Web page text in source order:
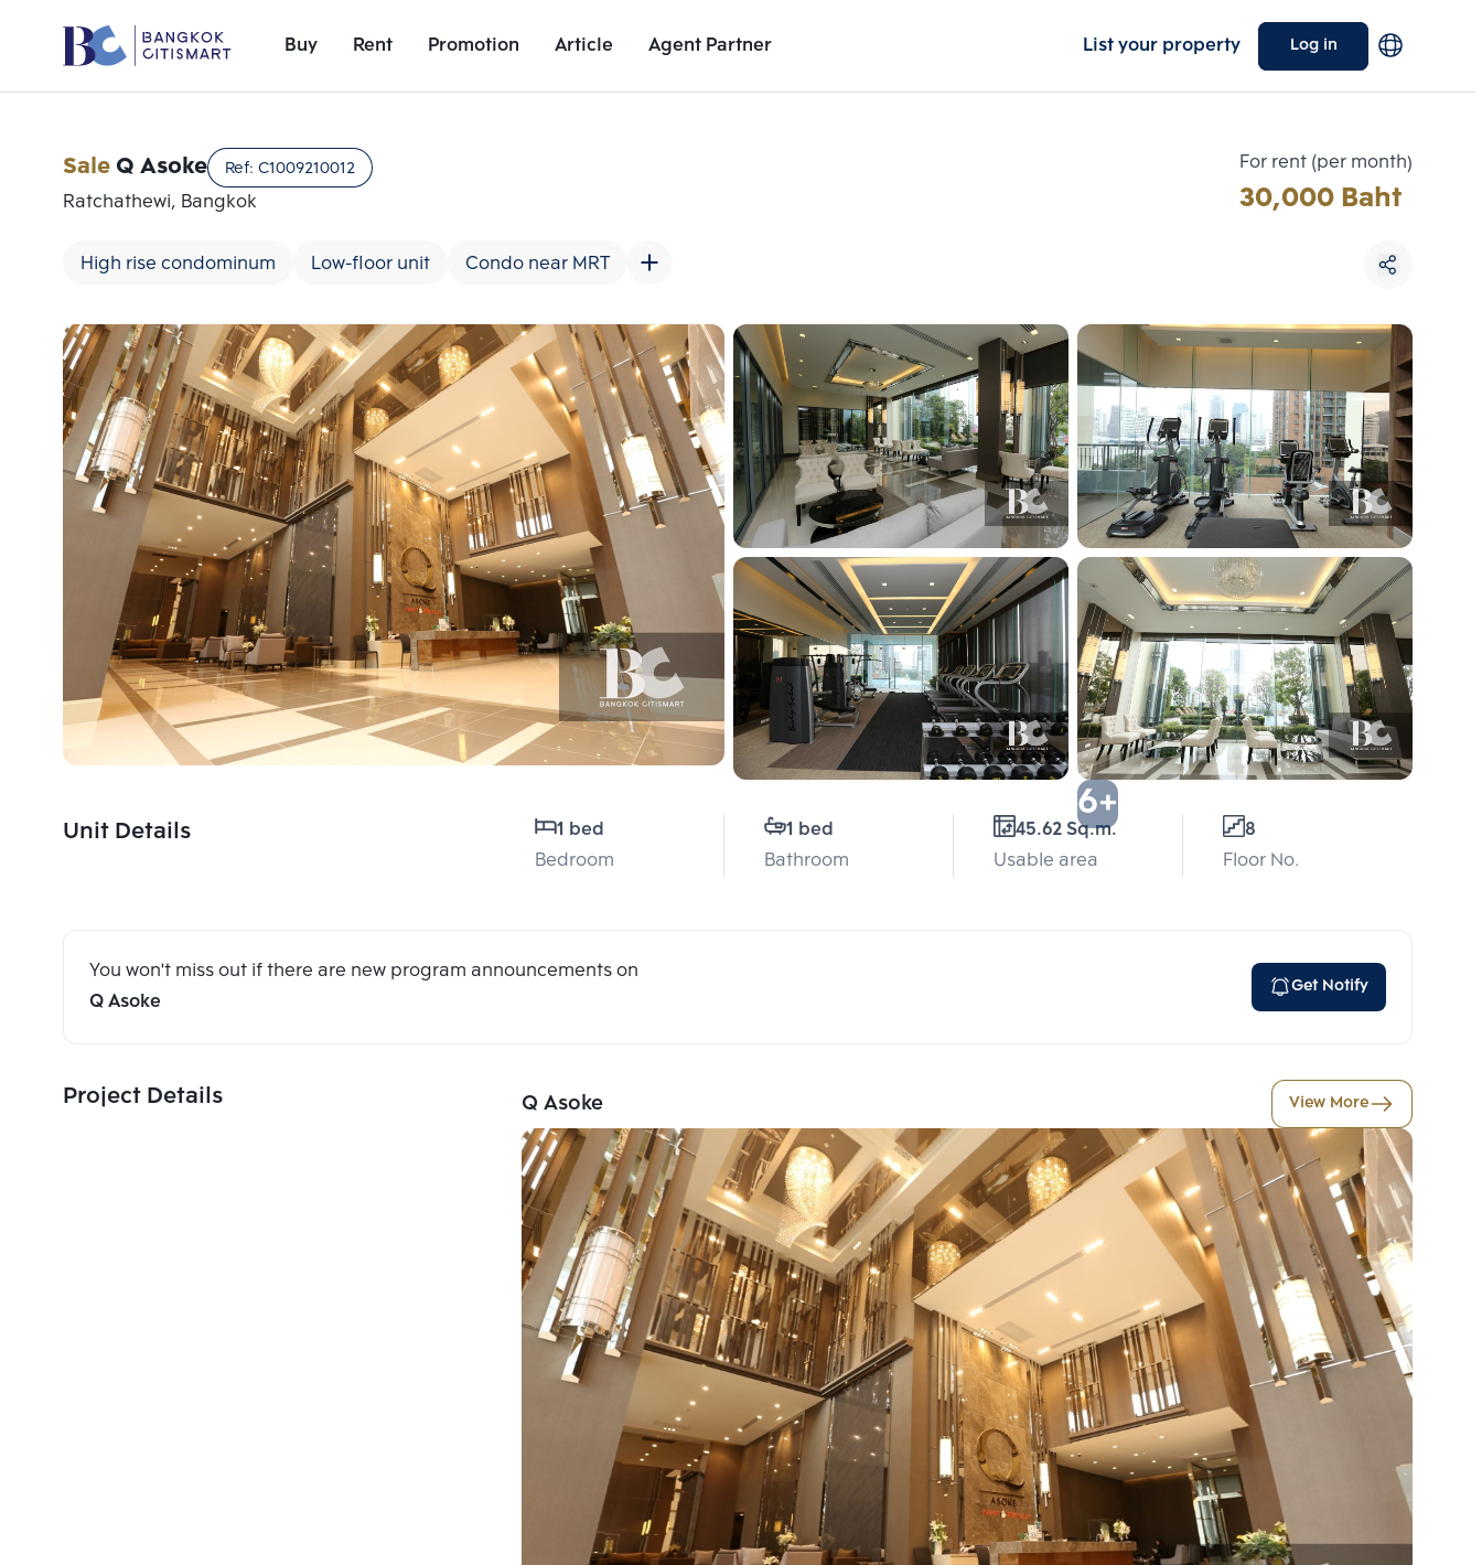
Buy Rent Promotion Article Agent Partner List your property Log in
Unit Details
SaleQ Asoke Ref: C1009210012
Ratchathewi, Bangkok
High rise condominum Low-floor unit Condo near MRT
For rent (per month)
30,000 Baht
6+
Unit Details
1 bed
Bedroom
1 bed
Bathroom
45.62 Sq.m.
Usable area
8
Floor No.
You won't miss out if there are new program announcements on
Q Asoke
Get Notify
Project Details Q Asoke View More
Add comparative units
Number 1
Add comparative units
Number 2
Add comparative units
Number 3
Choose comparative unit
Maximum 3 units
Compare
Clear all